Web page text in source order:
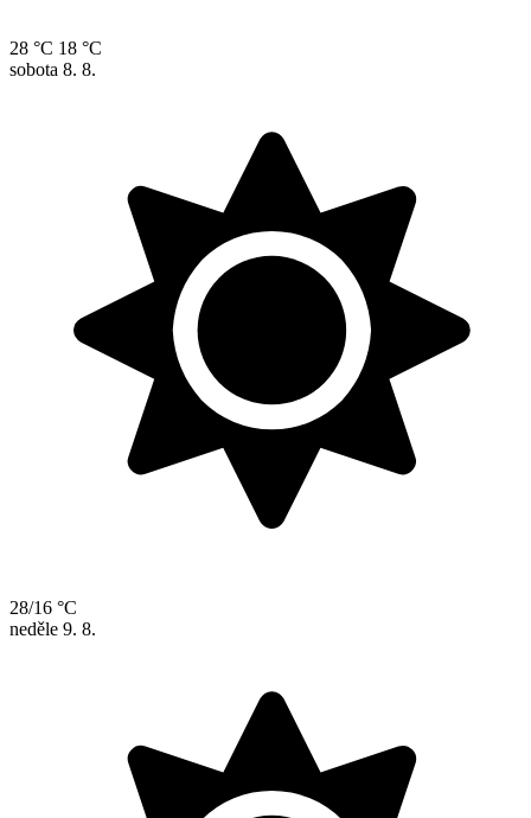
28 °C 18 °C
sobota 8. 8.
28/16 °C
neděle 9. 8.